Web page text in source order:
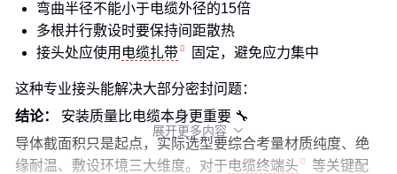
弯曲半径不能小于电缆外径的15倍
多根并行敷设时要保持间距散热
接头处应使用 电缆扎带 固定，避免应力集中
这种专业接头能解决大部分密封问题：
结论：
安装质量比电缆本身更重要 🔧
导体截面积只是起点，实际选型要综合考量材质纯度、绝
缘耐温、敷设环境三大维度。对于电缆终端头
等关键配
展开更多内容 